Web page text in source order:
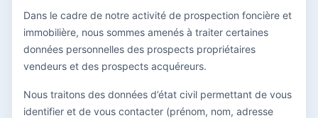
Dans le cadre de notre activité de prospection foncière et
immobilière, nous sommes amenés à traiter certaines
données personnelles des prospects propriétaires
vendeurs et des prospects acquéreurs.
Nous traitons des données d’état civil permettant de vous
identifier et de vous contacter (prénom, nom, adresse